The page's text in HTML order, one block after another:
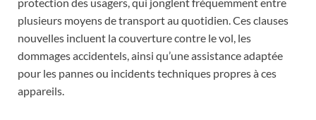
protection des usagers, qui jonglent fréquemment entre
plusieurs moyens de transport au quotidien. Ces clauses
nouvelles incluent la couverture contre le vol, les
dommages accidentels, ainsi qu’une assistance adaptée
pour les pannes ou incidents techniques propres à ces
appareils.